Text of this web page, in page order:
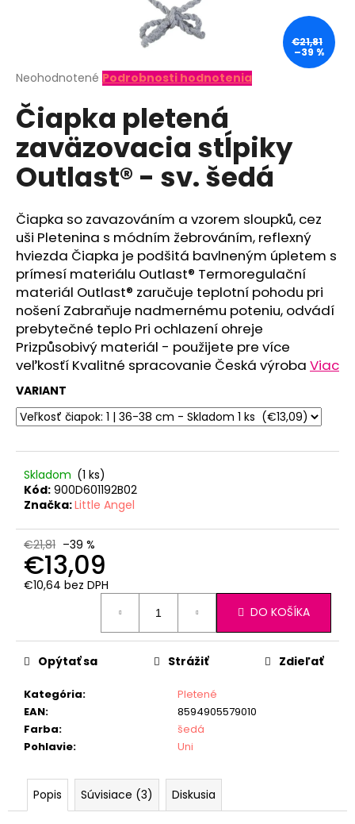
Priemerné
produktu
je
z
5
hviezdičiek.
Neohodnotené Podrobnosti hodnotenia
Čiapka pletená
zaväzovacia stĺpiky
Outlast® - sv. šedá
Čiapka so zavazováním a vzorem sloupků, cez
uši Pletenina s módním žebrováním, reflexný
hviezda Čiapka je podšitá bavlneným úpletem s
prímesí materiálu Outlast® Termoregulační
materiál Outlast® zaručuje teplotní pohodu pri
nošení Zabraňuje nadmernému poteniu, odvádí
prebytečné teplo Pri ochlazení ohreje
Prizpůsobivý materiál - použijete pre více
veľkosťí Kvalitné spracovanie Česká výroba Viac
VARIANT
Skladom (1 ks)
Kód: 900D601192B02
Značka:Little Angel
€21,81 –39 %
€13,09
€10,64 bez DPH
DO KOŠÍKA
Kategória:
Pletené
EAN:
8594905579010
Farba:
šedá
Pohlavie: Uni
Opýtať sa Strážiť Zdieľať
€21,81
–39 %
Popis Súvisiace (3) Diskusia
ť
?
HĽADAŤ
O
d
p
o
r
ú
č
a
m
e
ZAVINOVAČKA
ZAVÄZOVACIA
PEVNÝ
CHRBÁT
ANGEL
-
OUTLAST®
KRÉMOVÁ
FARMA